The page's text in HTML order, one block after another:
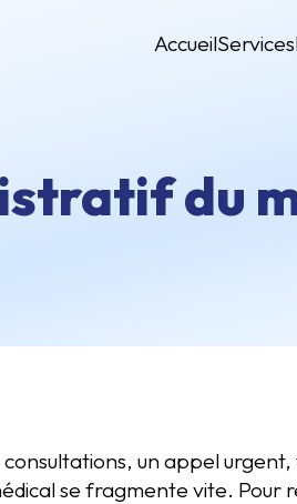
AccueilServices
du
consultations, un appel
se fragmente vite. Pour